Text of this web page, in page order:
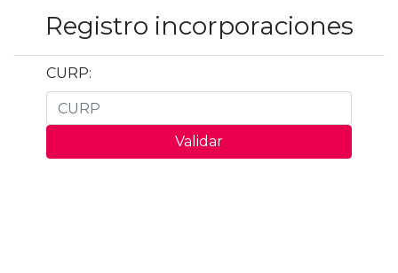
Registro incorporaciones
CURP:
Validar